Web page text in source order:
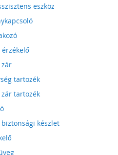
eszköz
tartozék
tartozék
készlet